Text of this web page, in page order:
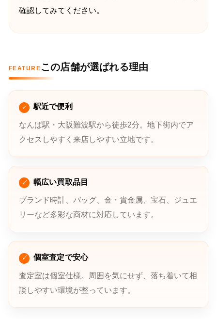
確認してみてください。
FEATURE この店舗が選ばれる理由
駅近で便利
なんば駅・大阪難波駅から徒歩2分。地下街内でア
クセスしやすく来店しやすい立地です。
幅広い買取品目
ブランド時計、バッグ、金・貴金属、宝石、ジュエ
リーなど多彩な商材に対応しています。
個室査定で安心
査定室は個室仕様。周囲を気にせず、落ち着いて相
談しやすい環境が整っています。